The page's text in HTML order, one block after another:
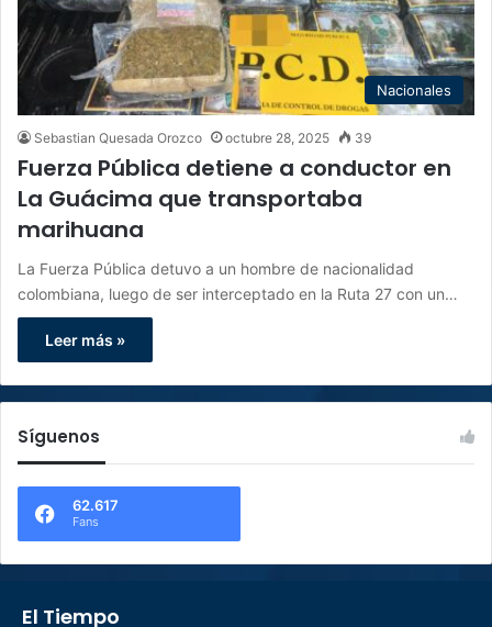
Nacionales
Sebastian Quesada Orozco octubre 28, 2025 39
Fuerza Pública detiene a conductor en
La Guácima que transportaba
marihuana
La Fuerza Pública detuvo a un hombre de nacionalidad
colombiana, luego de ser interceptado en la Ruta 27 con un…
Leer más »
Síguenos
62.617
Fans
El Tiempo